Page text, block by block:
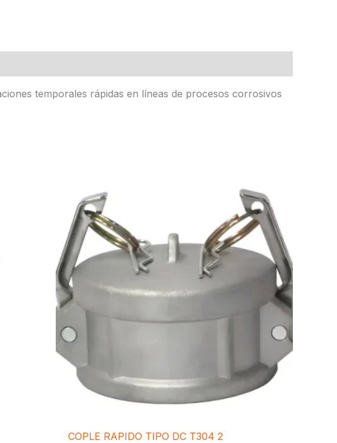
temporales rápidas en líneas de procesos corrosivos
COPLE RAPIDO TIPO DC T304 2